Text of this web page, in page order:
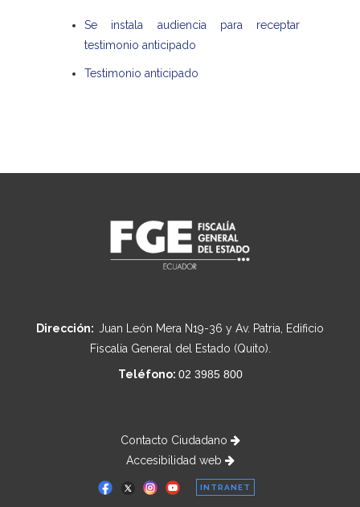
Se instala audiencia para receptar
testimonio anticipado
Testimonio anticipado
Dirección: Juan León Mera N19-36 y Av. Patria, Edificio
Fiscalía General del Estado (Quito).
Teléfono: 02 3985 800
Contacto Ciudadano
Accesibilidad web
INTRANET